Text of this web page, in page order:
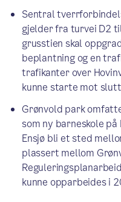
Sentral
gjelder fra turvei D2
grusstien skal
beplantning og en
trafikanter over
kunne starte mot
Grønvold park
som ny barneskole på
Ensjø bli et sted
plassert mellom
kunne opparbeides i